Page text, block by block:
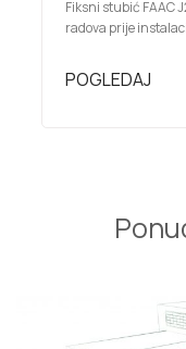
Fiksni stubić FAAC
radova prije
POGLEDAJ